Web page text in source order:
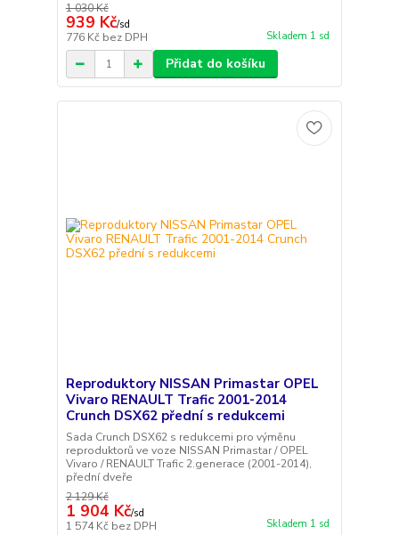
1 030 Kč
939 Kč/sd
776 Kč bez DPH Skladem 1 sd
Přidat do košíku
Reproduktory NISSAN Primastar OPEL
Vivaro RENAULT Trafic 2001-2014
Crunch DSX62 přední s redukcemi
Sada Crunch DSX62 s redukcemi pro výměnu
reproduktorů ve voze NISSAN Primastar / OPEL
Vivaro / RENAULT Trafic 2.generace (2001-2014),
přední dveře
2 129 Kč
1 904 Kč/sd
1 574 Kč bez DPH Skladem 1 sd